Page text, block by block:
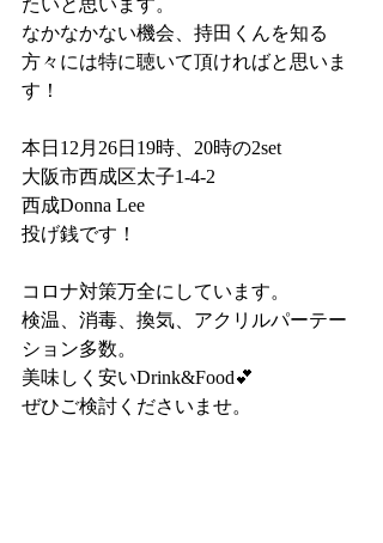
たいと思います。
なかなかない機会、持田くんを知る
方々には特に聴いて頂ければと思いま
す！
本日12月26日19時、20時の2set
大阪市西成区太子1-4-2
西成Donna Lee
投げ銭です！
コロナ対策万全にしています。
検温、消毒、換気、アクリルパーテー
ション多数。
美味しく安いDrink&Food💕
ぜひご検討くださいませ。